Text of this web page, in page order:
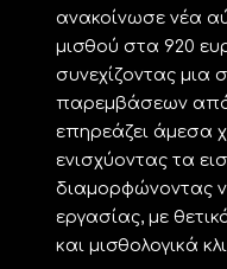
ανακοίνωσε νέα
μισθού στα 920
συνεχίζοντας μια
παρεμβάσεων από
επηρεάζει άμεσα
ενισχύοντας τα
διαμορφώνοντας
εργασίας, με
και μισθολογικά